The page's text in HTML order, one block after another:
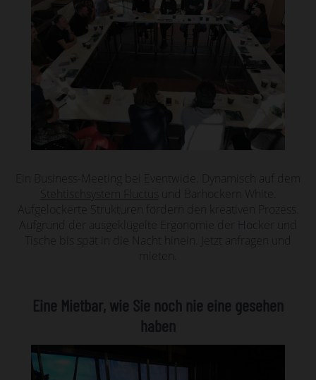
Ein Business-Meeting bei Eventwide. Dynamisch auf dem
Stehtischsystem Fluctus
und Barhockern White.
Aufgelockerte Strukturen fördern den kreativen Prozess.
Aufgrund der ausgeklügelte Ergonomie der Hocker und
Tische bis spät in die Nacht hinein. Jetzt anfragen und
mieten.
Eine Mietbar, wie Sie noch nie eine gesehen
haben